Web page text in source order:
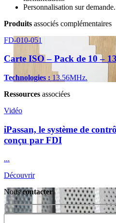
Personnalisation sur demande.
Produits associés complémentaires
FD-010-051
Carte ISO – Pack de 10 –
Technologies : 13.56MHz.
Ressources associées
Vidéo
iPassan, le système de
conçu par FDI
...
Découvrir
Nouscontacter